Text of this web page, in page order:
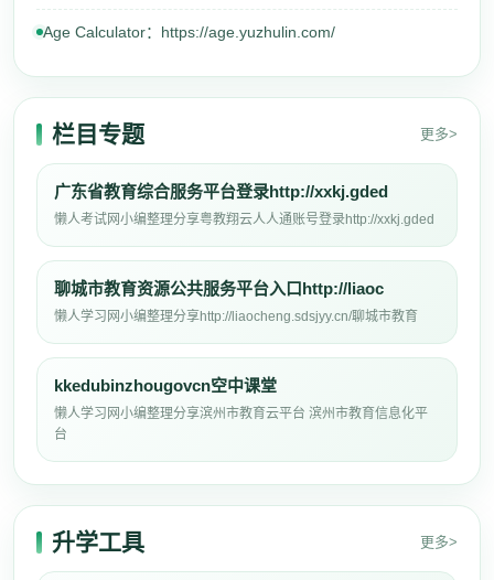
Age Calculator：https://age.yuzhulin.com/
栏目专题 更多>
广东省教育综合服务平台登录http://xxkj.gded
懒人考试网小编整理分享粤教翔云人人通账号登录http://xxkj.gded
聊城市教育资源公共服务平台入口http://liaoc
懒人学习网小编整理分享http://liaocheng.sdsjyy.cn/聊城市教育
kkedubinzhougovcn空中课堂
懒人学习网小编整理分享滨州市教育云平台 滨州市教育信息化平
台
升学工具 更多>